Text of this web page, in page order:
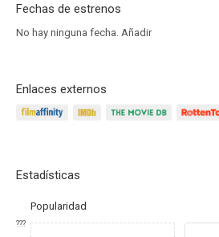
Fechas de estrenos
No hay ninguna fecha. Añadir
Enlaces externos
Estadísticas
Popularidad
???